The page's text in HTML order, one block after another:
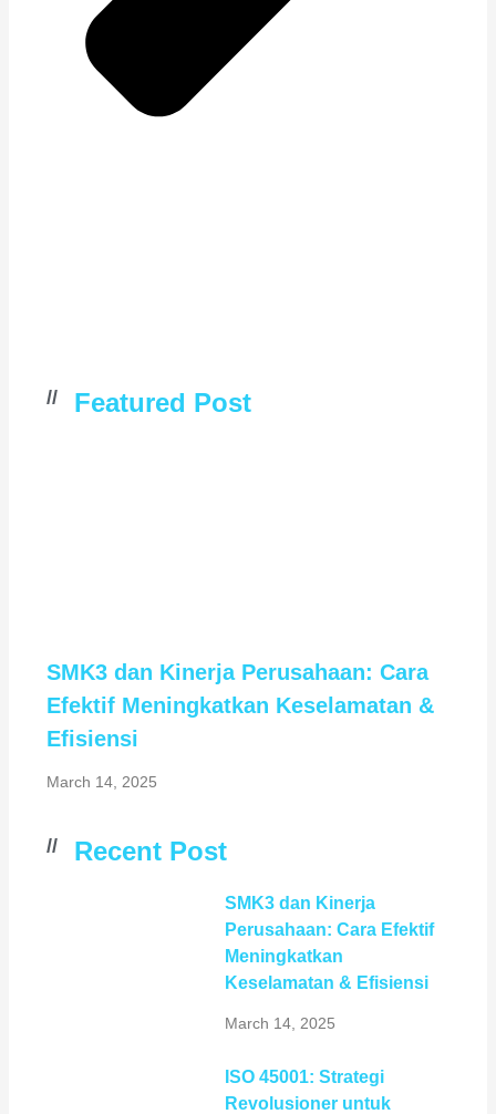
// Featured Post
SMK3 dan Kinerja Perusahaan: Cara
Efektif Meningkatkan Keselamatan &
Efisiensi
March 14, 2025
// Recent Post
SMK3 dan Kinerja
Perusahaan: Cara Efektif
Meningkatkan
Keselamatan & Efisiensi
March 14, 2025
ISO 45001: Strategi
Revolusioner untuk